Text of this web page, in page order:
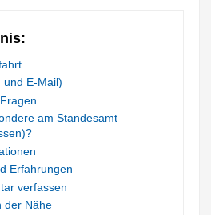
und E-Mail)
am Standesamt
Erfahrungen
verfassen
der Nähe